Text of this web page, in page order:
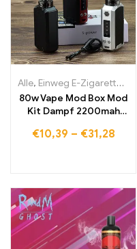
Alle, Einweg E-Zigaretten
80w Vape Mod Box Mod
Kit Dampf 2200mah
€10,39 – €31,28